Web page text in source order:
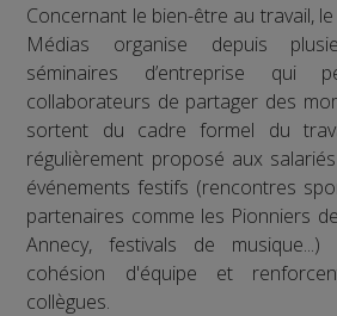
Concernant le bien-être au travail,
Médias organise depuis
séminaires d’entreprise qui
collaborateurs de partager des
sortent du cadre formel du
régulièrement proposé aux
événements festifs (rencontres
partenaires comme les Pionniers
Annecy, festivals de
cohésion d'équipe et
collègues.